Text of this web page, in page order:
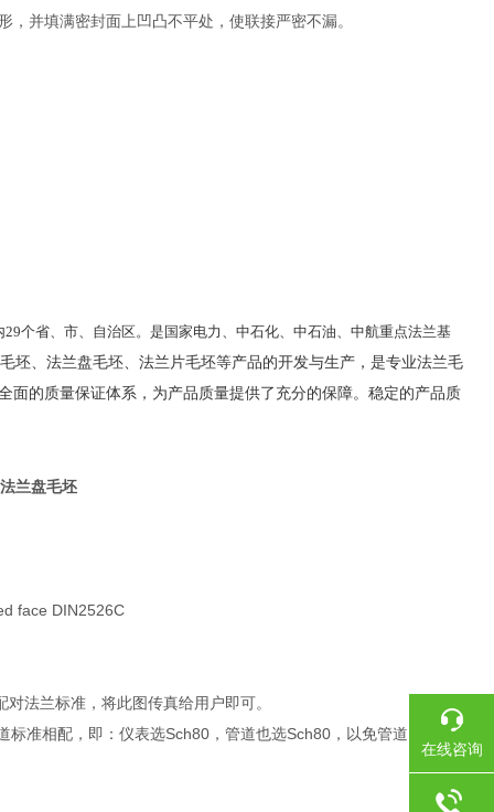
并填满密封面上凹凸不平处，使联接严密不漏。
个省、市、自治区。是国家电力、中石化、中石油、中航重点法兰基
坯、法兰盘毛坯、法兰片毛坯等产品的开发与生产，是专业法兰毛
的质量保证体系，为产品质量提供了充分的保障。稳定的产品质
兰盘毛坯
face DIN2526C
法兰标准，将此图传真给用户即可。
准相配，即：仪表选Sch80，管道也选Sch80，以免管道内径与仪
在线咨询